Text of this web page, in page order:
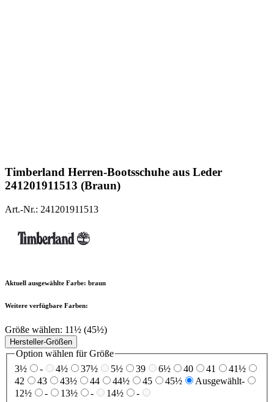
Timberland Herren-Bootsschuhe aus Leder
241201911513 (Braun)
Art.-Nr.: 241201911513
Aktuell ausgewählte Farbe: braun
Weitere verfügbare Farben:
Größe wählen: 11½ (45½)
Hersteller-Größen
Option wählen für Größe
3½
- 4½ 37½ 5½ 39 6½ 40 41
41½
42
43 43½ 44 44½ 45 45½ Ausgewählt-
12½
- 13½ - 14½
-